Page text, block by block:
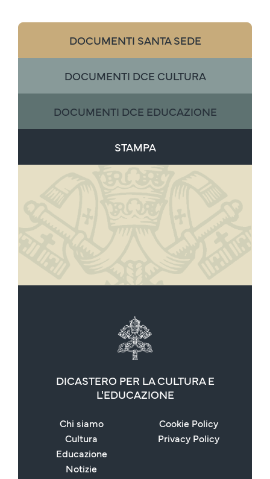
DOCUMENTI SANTA SEDE
DOCUMENTI DCE CULTURA
DOCUMENTI DCE EDUCAZIONE
STAMPA
DICASTERO PER LA CULTURA E
L'EDUCAZIONE
Chi siamo
Cultura
Educazione
Notizie
Cookie Policy
Privacy Policy